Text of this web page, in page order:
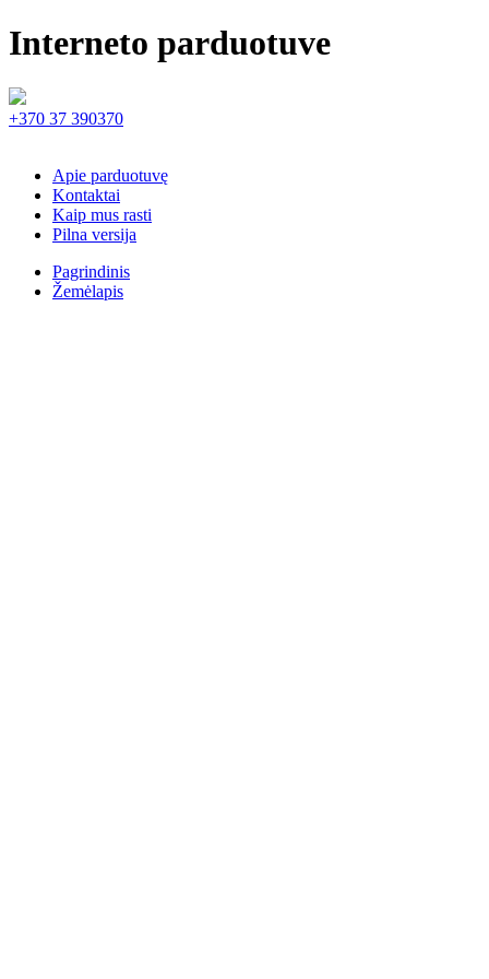
Interneto parduotuve
+370 37 390370
Apie parduotuvę
Kontaktai
Kaip mus rasti
Pilna versija
Pagrindinis
Žemėlapis